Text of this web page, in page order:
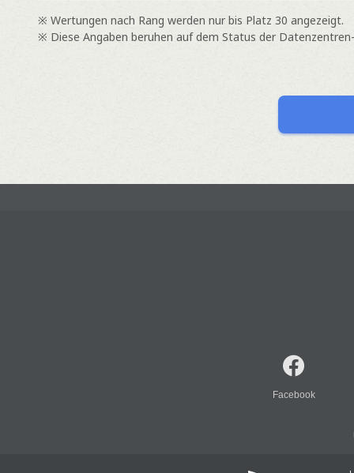
※ Wertungen nach Rang werden nur bis Platz 30 angezeigt.
※ Diese Angaben beruhen auf dem Status der
Facebook